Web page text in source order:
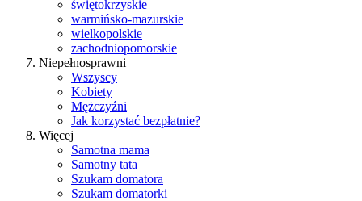
świętokrzyskie
warmińsko-mazurskie
wielkopolskie
zachodniopomorskie
Niepełnosprawni
Wszyscy
Kobiety
Mężczyźni
Jak korzystać bezpłatnie?
Więcej
Samotna mama
Samotny tata
Szukam domatora
Szukam domatorki